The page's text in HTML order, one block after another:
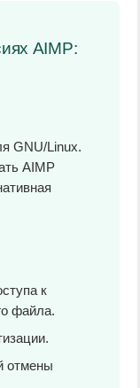
AIMP:
GNU/Linux.
AIMP
к
файла.
отмены